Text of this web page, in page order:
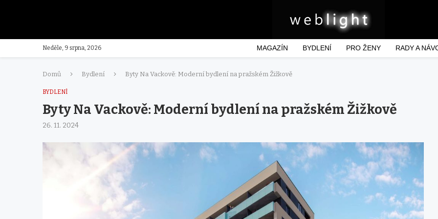
Neděle, 9 srpna, 2026 MAGAZÍN BYDLENÍ PRO ŽENY RADY A
Domů Bydlení Byty Na Vackově: Moderní bydlení na pražském Žižkově
BYDLENÍ
Byty Na Vackově: Moderní bydlení na pražském Žižkově
26. 11. 2024